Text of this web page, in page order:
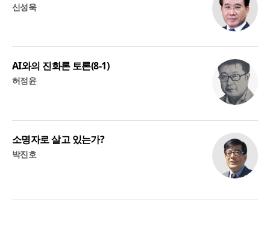
신성욱
AI와의 진화론 토론(8-1)
허정윤
소명자로 살고 있는가?
박진호